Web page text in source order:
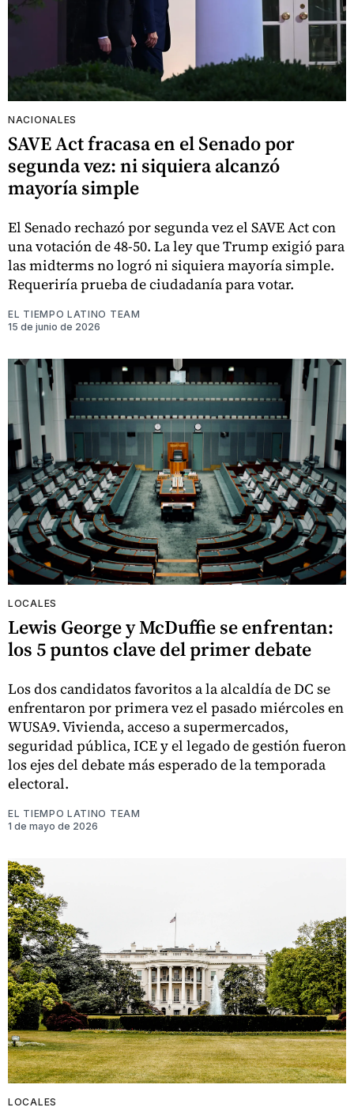
NACIONALES
SAVE Act fracasa en el Senado por
segunda vez: ni siquiera alcanzó
mayoría simple
El Senado rechazó por segunda vez el SAVE Act con
una votación de 48-50. La ley que Trump exigió para
las midterms no logró ni siquiera mayoría simple.
Requeriría prueba de ciudadanía para votar.
EL TIEMPO LATINO TEAM
15 de junio de 2026
LOCALES
Lewis George y McDuffie se enfrentan:
los 5 puntos clave del primer debate
Los dos candidatos favoritos a la alcaldía de DC se
enfrentaron por primera vez el pasado miércoles en
WUSA9. Vivienda, acceso a supermercados,
seguridad pública, ICE y el legado de gestión fueron
los ejes del debate más esperado de la temporada
electoral.
EL TIEMPO LATINO TEAM
1 de mayo de 2026
LOCALES